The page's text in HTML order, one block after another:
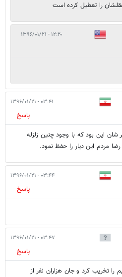
را تعطیل کرده است
۱۲:۲۰ - ۱۳۹۶/۰۱/۲۱
۰۳:۴۱ - ۱۳۹۶/۰۱/۲۱
پاسخ
شان این بود که با وجود چنین زلزله
مردم این دیار را حفظ نمود.
۰۳:۴۴ - ۱۳۹۶/۰۱/۲۱
پاسخ
۰۳:۴۷ - ۱۳۹۶/۰۱/۲۱
پاسخ
را تخریب کرد و جان هزاران نفر از